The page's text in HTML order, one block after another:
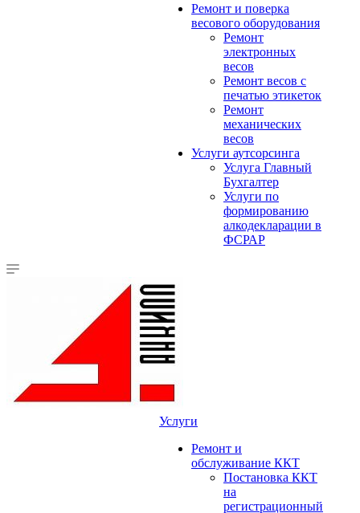
Ремонт и поверка
весового оборудования
Ремонт
электронных
весов
Ремонт весов с
печатью этикеток
Ремонт
механических
весов
Услуги аутсорсинга
Услуга Главный
Бухгалтер
Услуги по
формированию
алкодекларации в
ФСРАР
Услуги
Ремонт и
обслуживание ККТ
Постановка ККТ
на
регистрационный